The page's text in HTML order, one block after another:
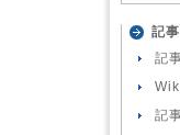
記
記
記